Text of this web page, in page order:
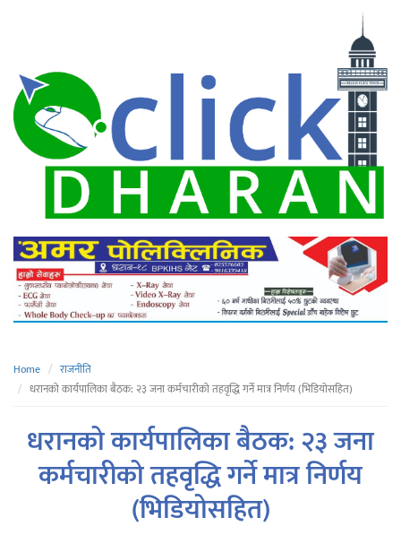
Home
राजनीति
धरानको कार्यपालिका बैठक: २३ जना कर्मचारीको तहवृद्धि गर्ने मात्र निर्णय (भिडियोसहित)
धरानको कार्यपालिका बैठक: २३ जना
कर्मचारीको तहवृद्धि गर्ने मात्र निर्णय
(भिडियोसहित)